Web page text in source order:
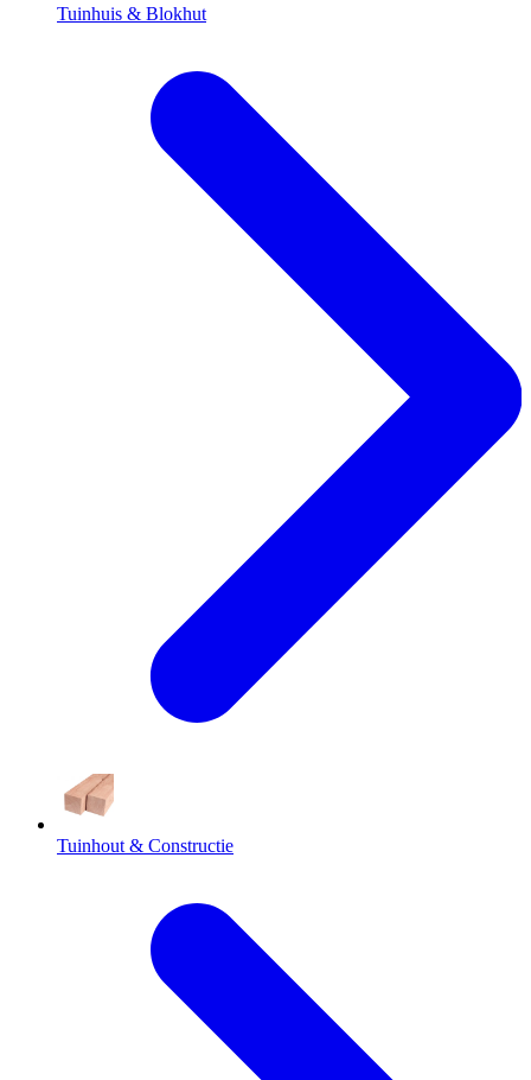
Tuinhuis & Blokhut
Tuinhout & Constructie